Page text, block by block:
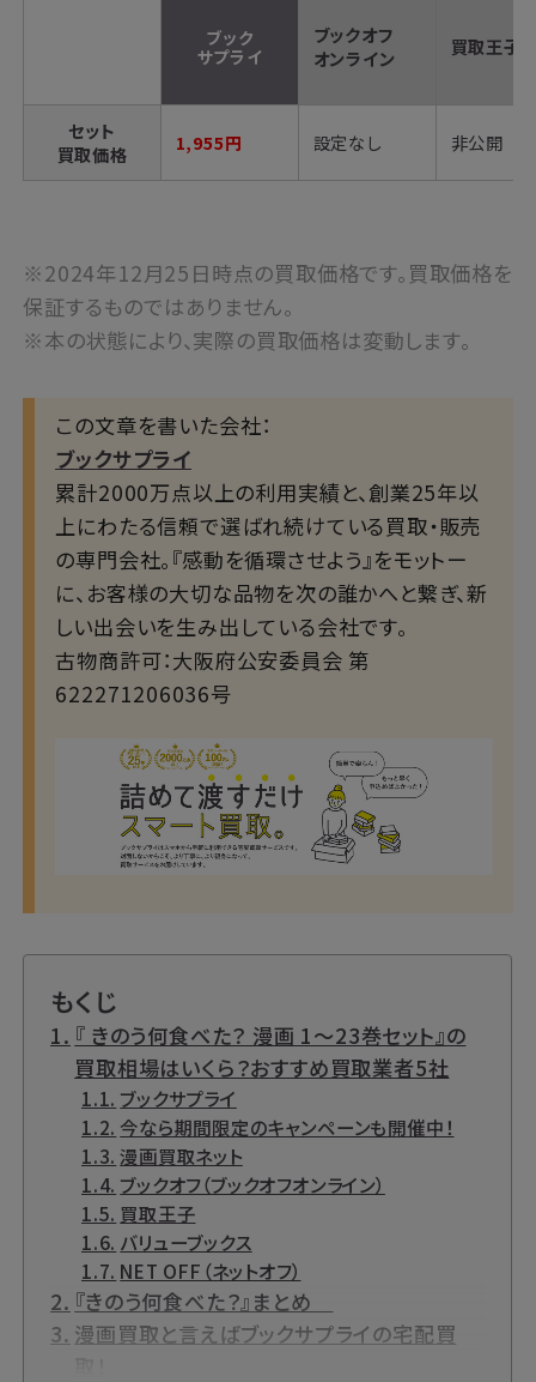
ブック
サプライ
ブックオフ
オンライン
買取王子
セット
買取価格
1,955円 設定なし 非公開
※2024年12月25日時点の買取価格です。買取価格を
保証するものではありません。
※本の状態により、実際の買取価格は変動します。
この文章を書いた会社：
ブックサプライ
累計2000万点以上の利用実績と、創業25年以
上にわたる信頼で選ばれ続けている買取・販売
の専門会社。『感動を循環させよう』をモットー
に、お客様の大切な品物を次の誰かへと繋ぎ、新
しい出会いを生み出している会社です。
古物商許可：大阪府公安委員会 第
622271206036号
もくじ
『 きのう何食べた？ 漫画 1～23巻セット』の
買取相場はいくら？おすすめ買取業者5社
ブックサプライ
今なら期間限定のキャンペーンも開催中！
漫画買取ネット
ブックオフ（ブックオフオンライン）
買取王子
バリューブックス
NET OFF（ネットオフ）
『きのう何食べた？』まとめ
漫画買取と言えばブックサプライの宅配買